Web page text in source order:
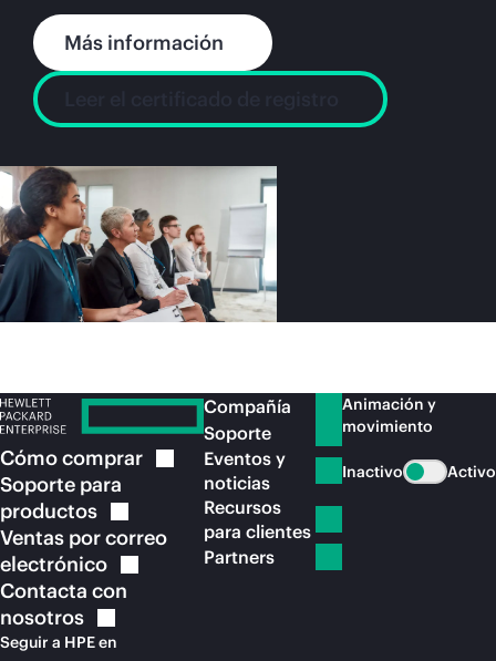
Más información
Cómocomprar
Soporte para
productos
Ventas por correo
electrónico
Contacta con
nosotros
Seguir a HPE en
Compañía
Soporte
Eventos y
noticias
Recursos
para clientes
Partners
Animación y
movimiento
Inactivo Activo